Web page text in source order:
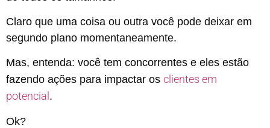
Claro que uma coisa ou outra você pode deixar em
segundo plano momentaneamente.
Mas, entenda: você tem concorrentes e eles estão
fazendo ações para impactar os clientes em
potencial .
Ok?